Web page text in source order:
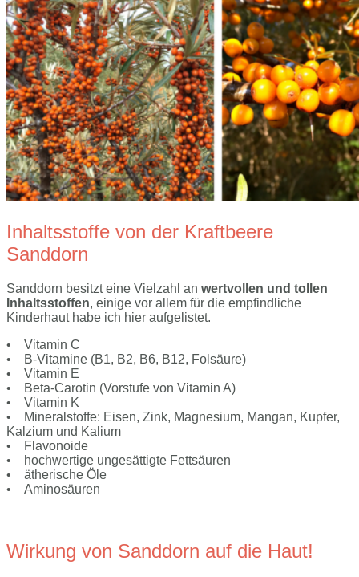
Inhaltsstoffe von der Kraftbeere
Sanddorn
Sanddorn besitzt eine Vielzahl an wertvollen und tollen
Inhaltsstoffen, einige vor allem für die empfindliche
Kinderhaut habe ich hier aufgelistet.
• Vitamin C
• B-Vitamine (B1, B2, B6, B12, Folsäure)
• Vitamin E
• Beta-Carotin (Vorstufe von Vitamin A)
• Vitamin K
• Mineralstoffe: Eisen, Zink, Magnesium, Mangan, Kupfer,
Kalzium und Kalium
• Flavonoide
• hochwertige ungesättigte Fettsäuren
• ätherische Öle
• Aminosäuren
Wirkung von Sanddorn auf die Haut!